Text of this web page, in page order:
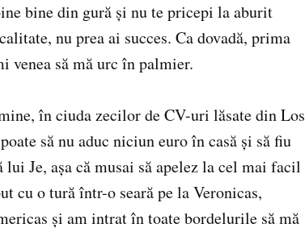
bine din gură şi nu te pricepi la aburit
nu prea ai succes. Ca dovadă, prima
venea să mă urc în palmier.
în ciuda zecilor de CV-uri lăsate din Los
să nu aduc niciun euro în casă şi să fiu
Je, aşa că musai să apelez la cel mai facil
cu o tură într-o seară pe la Veronicas,
şi am intrat în toate bordelurile să mă